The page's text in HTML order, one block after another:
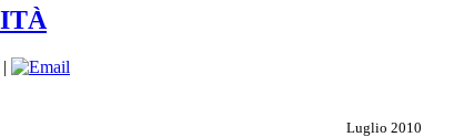
|
Luglio 2010